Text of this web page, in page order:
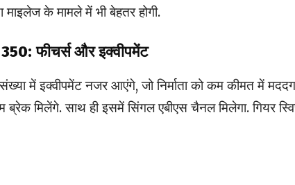
माइलेज के मामले में भी बेहतर होगी.
फीचर्स और इक्वीपमेंट
में इक्वीपमेंट नजर आएंगे, जो निर्माता को कम कीमत में
मिलेंगे. साथ ही इसमें सिंगल एबीएस चैनल मिलेगा. गियर